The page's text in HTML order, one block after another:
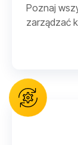
Poznaj
zarządzać